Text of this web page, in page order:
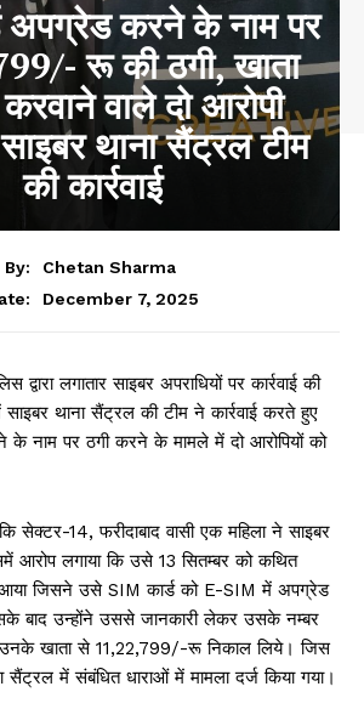
अपग्रेड करने के नाम पर
रू की ठगी, खाता
वाले दो आरोपी
थाना सैंट्रल टीम
की कार्रवाई
By:
Chetan Sharma
December 7, 2025
द्वारा लगातार साइबर अपराधियों पर कार्रवाई की
साइबर थाना सैंट्रल की टीम ने कार्रवाई करते हुए
नाम पर ठगी करने के मामले में दो आरोपियों को
सेक्टर-14, फरीदाबाद वासी एक महिला ने साइबर
आरोप लगाया कि उसे 13 सितम्बर को कथित
जिसने उसे SIM कार्ड को E-SIM में अपग्रेड
बाद उन्होंने उससे जानकारी लेकर उसके नम्बर
खाता से 11,22,799/-रू निकाल लिये। जिस
सैंट्रल में संबंधित धाराओं में मामला दर्ज किया गया।